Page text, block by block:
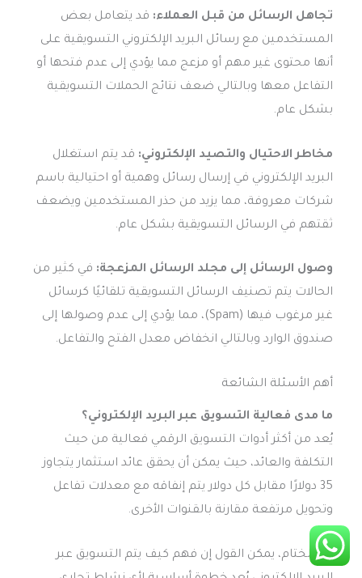
تجاهل الرسائل من قبل العملاء: قد يتعامل بعض
المستخدمين مع رسائل البريد الإلكتروني التسويقية على
أنها محتوى غير مهم أو مزعج مما يؤدي إلى عدم فتحها أو
التفاعل معها وبالتالي ضعف نتائج الحملات التسويقية
بشكل عام.
مخاطر الاحتيال والتصيد الإلكتروني: قد يتم استغلال
البريد الإلكتروني في إرسال رسائل وهمية أو احتيالية باسم
شركات معروفة، مما يزيد من حذر المستخدمين ويضعف
ثقتهم في الرسائل التسويقية بشكل عام.
وصول الرسائل إلى مجلد الرسائل المزعجة: في كثير من
الحالات يتم تصنيف الرسائل التسويقية تلقائيًا كرسائل
غير مرغوب فيها (Spam)، مما يؤدي إلى عدم وصولها إلى
صندوق الوارد وبالتالي انخفاض معدل الفتح والتفاعل.
أهم الأسئلة الشائعة
ما مدى فعالية التسويق عبر البريد الإلكتروني؟
يُعد من أكثر أدوات التسويق الرقمي فعالية من حيث
التكلفة والعائد، حيث يمكن أن يحقق عائد استثمار يتجاوز
35 دولارًا مقابل كل دولار يتم إنفاقه مع معدلات تفاعل
وتحويل مرتفعة مقارنة بالقنوات الأخرى.
في الختام، يمكن القول إن فهم كيف يتم التسويق عبر